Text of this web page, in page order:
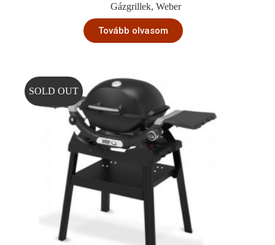
Gázgrillek, Weber
Tovább olvasom
SOLD OUT